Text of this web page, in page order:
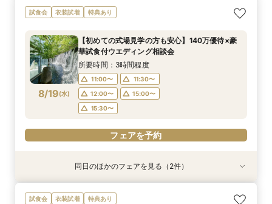
8/16(日)
【少人数プラン相談会】専用の貸切別邸OPEN&
贅沢無料試食
8:30〜
8:45〜
9:00〜
13:30〜
14:00〜
フェアを予約
8/16(日)
【神前挙式をご検討の方へ】神殿「凛」見学＆和
フレンチ無料試食
8:30〜
8:45〜
9:00〜
13:30〜
14:00〜
フェアを予約
8/16(日)
【初めての式場見学の方も安心】豪華試食付きウ
エディング相談会
8:30〜
8:45〜
9:00〜
13:30〜
14:00〜
フェアを予約
8/16(日)
《新チャペルOPEN記念◆8大特典≫木目×ナ
チュラルチャペル体験
8:30〜
8:45〜
9:00〜
13:30〜
14:00〜
フェアを予約
8/16(日)
マイナビ限定【料理重視派必見】和牛フィレ肉×
懐石フレンチコース美食会
8:30〜
8:45〜
9:00〜
13:30〜
14:00〜
フェアを予約
8/16(日)
マイナビ限定【料理重視派必見】和牛フィレ肉×
懐石フレンチコース美食会
8:30〜
8:45〜
9:00〜
13:30〜
14:00〜
フェアを予約
試食会 衣装試着 特典あり
8/19(水)
【初めての式場見学の方も安心】140万優待×豪
華試食付ウエディング相談会
所要時間：3時間程度
11:00〜
11:30〜
12:00〜
15:00〜
15:30〜
フェアを予約
衣装試着 特典あり
【少人数プラン相談会】専用の貸切別邸OPEN&
特典あり
マイナビ限定★当館人気NO,1◆豪華国産「しあ
同日のほかのフェアを見る（2件）
試食会 衣装試着 特典あり